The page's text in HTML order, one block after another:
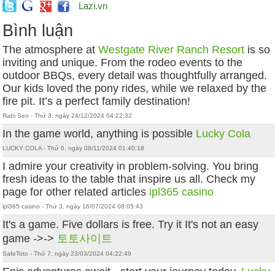
Lazi.vn
Bình luận
The atmosphere atWestgate River Ranch Resort is so
inviting and unique. From the rodeo events to the
outdoor BBQs, every detail was thoughtfully arranged.
Our kids loved the pony rides, while we relaxed by the
fire pit. It’s a perfect family destination!
Rabi Seo - Thứ 3, ngày 24/12/2024 04:22:32
In the game world, anything is possible Lucky Cola
LUCKY COLA - Thứ 6, ngày 08/11/2024 01:40:18
I admire your creativity in problem-solving. You bring
fresh ideas to the table that inspire us all. Check my
page for other related articles ipl365 casino
ipl365 casino - Thứ 3, ngày 16/07/2024 08:05:43
It's a game. Five dollars is free. Try it It's not an easy
game ->-> 토토사이트
SafeToto - Thứ 7, ngày 23/03/2024 04:22:49